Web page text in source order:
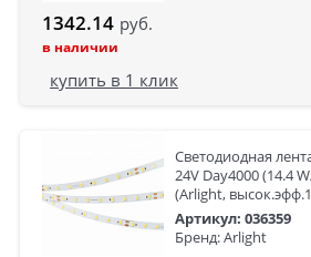
1342.14 руб.
в наличии
купить в 1 клик
Светодиодная
24V Day4000 (14.4
(Arlight,
Артикул: 036359
Бренд: Arlight